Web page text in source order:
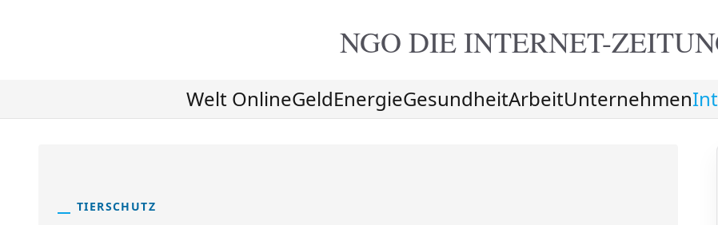
NGO DIEINTERNET-
Welt OnlineGeldEnergieGesundheitArbeitUnternehmen
TIERSCHUTZ